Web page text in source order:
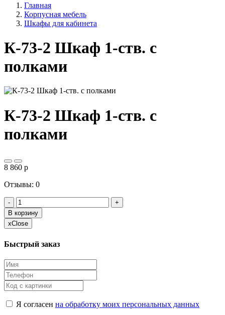
Главная
Корпусная мебель
Шкафы для кабинета
К-73-2 Шкаф 1-ств. с
полками
К-73-2 Шкаф 1-ств. с
полками
8 860 p
Отзывы: 0
-
+
В корзину
xClose
Быстрый заказ
Я согласен на обработку моих персональных данных